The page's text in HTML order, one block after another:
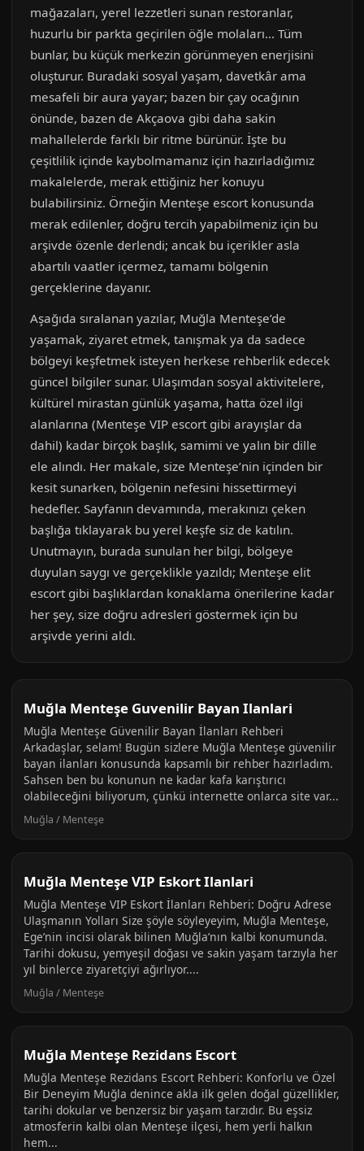
mağazaları, yerel lezzetleri sunan restoranlar,
huzurlu bir parkta geçirilen öğle molaları… Tüm
bunlar, bu küçük merkezin görünmeyen enerjisini
oluşturur. Buradaki sosyal yaşam, davetkâr ama
mesafeli bir aura yayar; bazen bir çay ocağının
önünde, bazen de Akçaova gibi daha sakin
mahallelerde farklı bir ritme bürünür. İşte bu
çeşitlilik içinde kaybolmamanız için hazırladığımız
makalelerde, merak ettiğiniz her konuyu
bulabilirsiniz. Örneğin Menteşe escort konusunda
merak edilenler, doğru tercih yapabilmeniz için bu
arşivde özenle derlendi; ancak bu içerikler asla
abartılı vaatler içermez, tamamı bölgenin
gerçeklerine dayanır.
Aşağıda sıralanan yazılar, Muğla Menteşe’de
yaşamak, ziyaret etmek, tanışmak ya da sadece
bölgeyi keşfetmek isteyen herkese rehberlik edecek
güncel bilgiler sunar. Ulaşımdan sosyal aktivitelere,
kültürel mirastan günlük yaşama, hatta özel ilgi
alanlarına (Menteşe VIP escort gibi arayışlar da
dahil) kadar birçok başlık, samimi ve yalın bir dille
ele alındı. Her makale, size Menteşe’nin içinden bir
kesit sunarken, bölgenin nefesini hissettirmeyi
hedefler. Sayfanın devamında, merakınızı çeken
başlığa tıklayarak bu yerel keşfe siz de katılın.
Unutmayın, burada sunulan her bilgi, bölgeye
duyulan saygı ve gerçeklikle yazıldı; Menteşe elit
escort gibi başlıklardan konaklama önerilerine kadar
her şey, size doğru adresleri göstermek için bu
arşivde yerini aldı.
Muğla Menteşe Guvenilir Bayan Ilanlari
Muğla Menteşe Güvenilir Bayan İlanları Rehberi
Arkadaşlar, selam! Bugün sizlere Muğla Menteşe güvenilir
bayan ilanları konusunda kapsamlı bir rehber hazırladım.
Sahsen ben bu konunun ne kadar kafa karıştırıcı
olabileceğini biliyorum, çünkü internette onlarca site var...
Muğla / Menteşe
Muğla Menteşe VIP Eskort Ilanlari
Muğla Menteşe VIP Eskort İlanları Rehberi: Doğru Adrese
Ulaşmanın Yolları Size şöyle söyleyeyim, Muğla Menteşe,
Ege’nin incisi olarak bilinen Muğla’nın kalbi konumunda.
Tarihi dokusu, yemyeşil doğası ve sakin yaşam tarzıyla her
yıl binlerce ziyaretçiyi ağırlıyor....
Muğla / Menteşe
Muğla Menteşe Rezidans Escort
Muğla Menteşe Rezidans Escort Rehberi: Konforlu ve Özel
Bir Deneyim Muğla denince akla ilk gelen doğal güzellikler,
tarihi dokular ve benzersiz bir yaşam tarzıdır. Bu eşsiz
atmosferin kalbi olan Menteşe ilçesi, hem yerli halkın
hem...